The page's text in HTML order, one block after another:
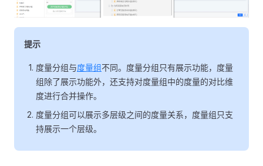
提示
度量分组与度量组不同。度量分组只有展示功能，度量
组除了展示功能外，还支持对度量组中的度量的对比维
度进行合并操作。
度量分组可以展示多层级之间的度量关系，度量组只支
持展示一个层级。